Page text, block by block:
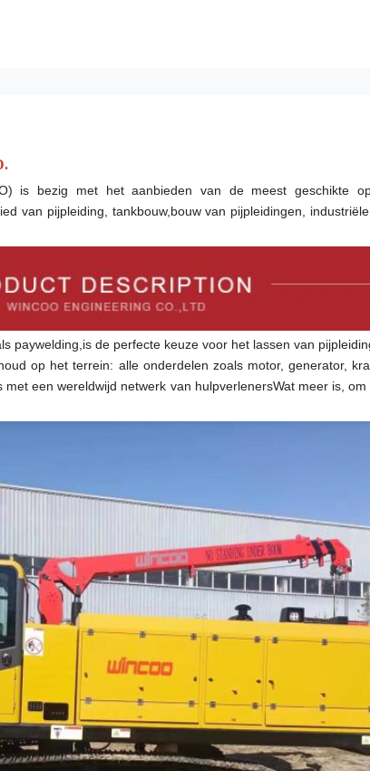
is bezig met het aanbieden van de meest geschikte
van pijpleiding, tankbouw,bouw van pijpleidingen,
paywelding,is de perfecte keuze voor het lassen van
op het terrein: alle onderdelen zoals motor, generator,
een wereldwijd netwerk van hulpverlenersWat meer is,